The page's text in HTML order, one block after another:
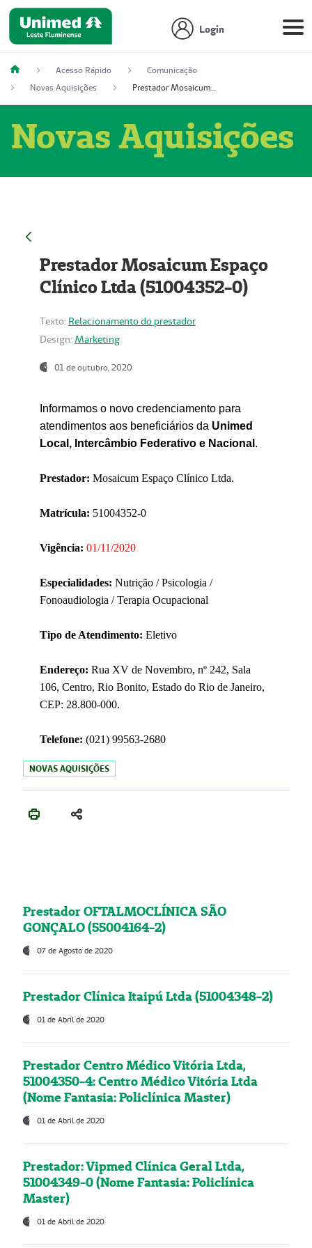
Login
Acesso Rápido
Comunicação
Novas Aquisições
Prestador Mosaicum Espaço Clínico Ltda (51004352-0)
Novas Aquisições
Prestador Mosaicum Espaço
Clínico Ltda (51004352-0)
Texto: Relacionamento do prestador
Design: Marketing
01 de outubro, 2020
Informamos o novo credenciamento para
atendimentos aos beneficiários da Unimed
Local, Intercâmbio Federativo e Nacional .
Prestador: Mosaicum Espaço Clínico Ltda.
Matrícula: 51004352-0
Vigência: 01/11/2020
Especialidades: Nutrição / Psicologia /
Fonoaudiologia / Terapia Ocupacional
Tipo de Atendimento: Eletivo
Endereço: Rua XV de Novembro, nº 242, Sala
106, Centro, Rio Bonito, Estado do Rio de Janeiro,
CEP: 28.800-000.
Telefone: (021) 99563-2680
NOVAS AQUISIÇÕES
Prestador OFTALMOCLÍNICA SÃO
GONÇALO (55004164-2)
07 de Agosto de 2020
Prestador Clínica Itaipú Ltda (51004348-2)
01 de Abril de 2020
Prestador Centro Médico Vitória Ltda,
51004350-4: Centro Médico Vitória Ltda
(Nome Fantasia: Policlínica Master)
01 de Abril de 2020
Prestador: Vipmed Clínica Geral Ltda,
51004349-0 (Nome Fantasia: Policlínica
Master)
01 de Abril de 2020